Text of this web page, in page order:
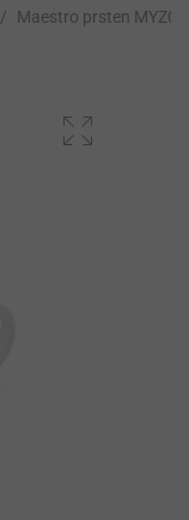
/ Maestro prsten